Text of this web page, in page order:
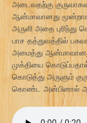
அடைவதற்கு
ஆன்மாவானது
அருளி அதை புரிந்து
பாச தத்துவத்தில்
அமைத்து
முக்தியை
கொடுத்து அருளும்
கொண்ட அன்பினால்